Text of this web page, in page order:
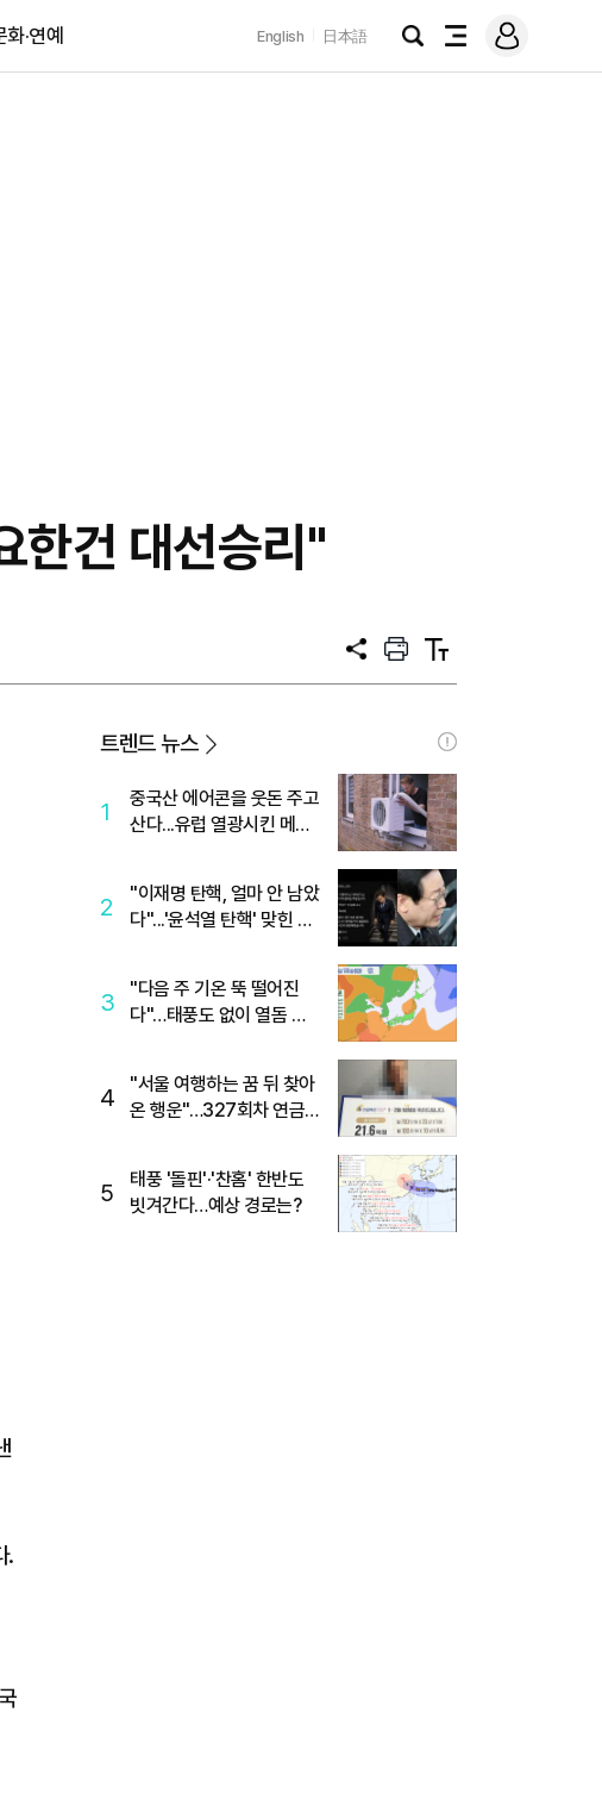
화·연예 English 日本語
검
전
메
그
한건 대선승리"
공
프
트
텍
트
.
트렌드 뉴스
1
중국산 에어콘을 웃돈 주고
산다...유럽 열광시킨 메이
2
"이재명 탄핵, 얼마 안 남았
다"...'윤석열 탄핵' 맞힌 무
3
"다음 주 기온 뚝 떨어진
다"…태풍도 없이 열돔 박
4
"서울 여행하는 꿈 뒤 찾아
온 행운"…327회차 연금
5
태풍 '돌핀'·'찬홈' 한반도
빗겨간다…예상 경로는?